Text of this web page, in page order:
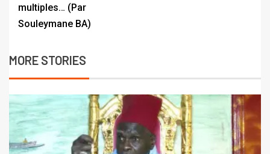
multiples… (Par
Souleymane BA)
MORE STORIES